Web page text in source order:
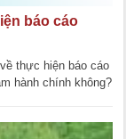
báo cáo
thực hiện báo cáo
hành chính không?